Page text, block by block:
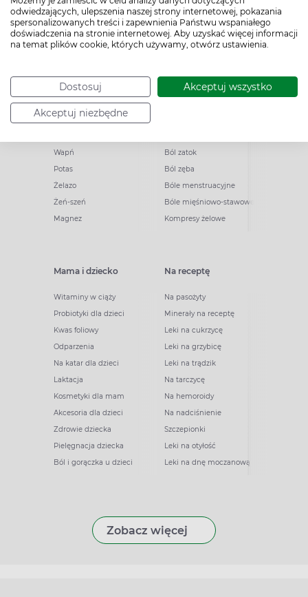
odwiedzających, ulepszenia naszej strony internetowej, pokazania
spersonalizowanych treści i zapewnienia Państwu wspaniałego
doświadczenia na stronie internetowej. Aby uzyskać więcej informacji
na temat plików cookie, których używamy, otwórz ustawienia.
Dostosuj Akceptuj wszystko
Akceptuj niezbędne
Witaminy i minerały
Kwasy omega
Witaminy dla dzieci
Witaminy dla seniorów
Wapń
Potas
Żelazo
Żeń-szeń
Magnez
Ból
Ból głowy
Ból zatok
Ból zęba
Bóle menstruacyjne
Bóle mięśniowo-stawowe
Kompresy żelowe
Mama i dziecko
Witaminy w ciąży
Probiotyki dla dzieci
Kwas foliowy
Odparzenia
Na katar dla dzieci
Laktacja
Kosmetyki dla mam
Akcesoria dla dzieci
Zdrowie dziecka
Pielęgnacja dziecka
Ból i gorączka u dzieci
Na receptę
Na pasożyty
Minerały na receptę
Leki na cukrzycę
Leki na grzybicę
Leki na trądzik
Na tarczycę
Na hemoroidy
Na nadciśnienie
Szczepionki
Leki na otyłość
Leki na dnę moczanową
Zobacz więcej